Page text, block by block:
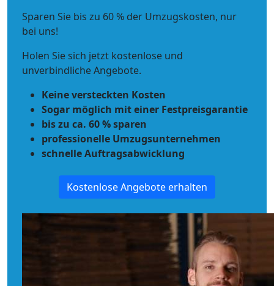
Sparen Sie bis zu 60 % der Umzugskosten, nur
bei uns!
Holen Sie sich jetzt kostenlose und
unverbindliche Angebote.
Keine versteckten Kosten
Sogar möglich mit einer Festpreisgarantie
bis zu ca. 60 % sparen
professionelle Umzugsunternehmen
schnelle Auftragsabwicklung
Kostenlose Angebote erhalten